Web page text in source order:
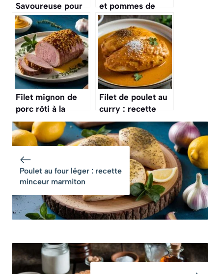
Savoureuse pour
Filet Mignon de
Porc
et pommes de
terre au Airfryer :
recette
savoureuse et
rapide
Filet mignon de
porc rôti à la
moutarde à
l’ancienne : une
recette
savoureuse
Filet de poulet au
curry : recette
facile et rapide
Poulet au four léger : recette
minceur marmiton